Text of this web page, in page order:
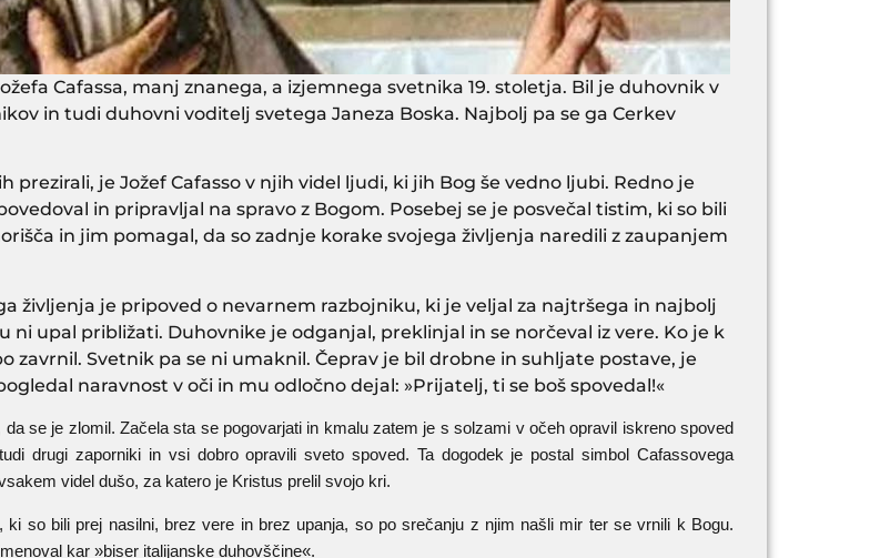
Cafassa, manj znanega, a izjemnega svetnika 19. stoletja. Bil je duhovnik v
in tudi duhovni voditelj svetega Janeza Boska. Najbolj pa se ga Cerkev
prezirali, je Jožef Cafasso v njih videl ljudi, ki jih Bog še vedno ljubi. Redno je
in pripravljal na spravo z Bogom. Posebej se je posvečal tistim, ki so bili
in jim pomagal, da so zadnje korake svojega življenja naredili z zaupanjem
življenja je pripoved o nevarnem razbojniku, ki je veljal za najtršega in najbolj
ni upal približati. Duhovnike je odganjal, preklinjal in se norčeval iz vere. Ko je k
zavrnil. Svetnik pa se ni umaknil. Čeprav je bil drobne in suhljate postave, je
naravnost v oči in mu odločno dejal: »Prijatelj, ti se boš spovedal!«
se je zlomil. Začela sta se pogovarjati in kmalu zatem je s solzami v očeh opravil iskreno spoved
drugi zaporniki in vsi dobro opravili sveto spoved. Ta dogodek je postal simbol Cafassovega
videl dušo, za katero je Kristus prelil svojo kri.
ki so bili prej nasilni, brez vere in brez upanja, so po srečanju z njim našli mir ter se vrnili k Bogu.
kar »biser italijanske duhovščine«.